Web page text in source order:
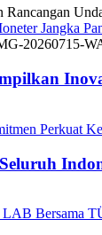
Jangka
Perkuat
Bersama